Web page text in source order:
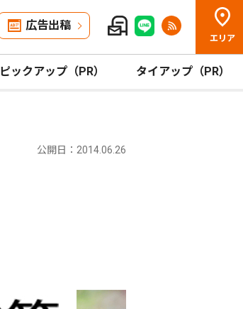
広告出稿
エリア
ピックアップ（PR） タイアップ（PR）
公開日：2014.06.26